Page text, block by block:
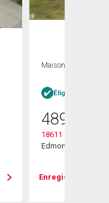
Maison
Éligible Louer
489 000
18611 57 Avenue
Edmonton, AB
Enregistrer